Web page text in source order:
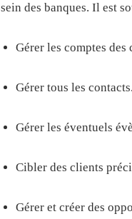
sein des banques. Il est
Gérer les comptes
Gérer tous les contacts.
Gérer les éventuels
Cibler des clients
Gérer et créer des